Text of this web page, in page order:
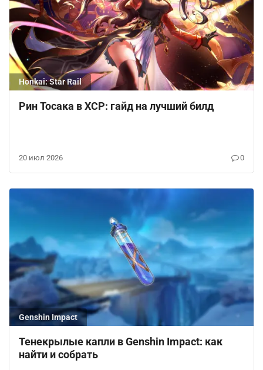
Honkai: Star Rail
Рин Тосака в ХСР: гайд на лучший билд
20 июл 2026 0
Genshin Impact
Тенекрылые капли в Genshin Impact: как
найти и собрать